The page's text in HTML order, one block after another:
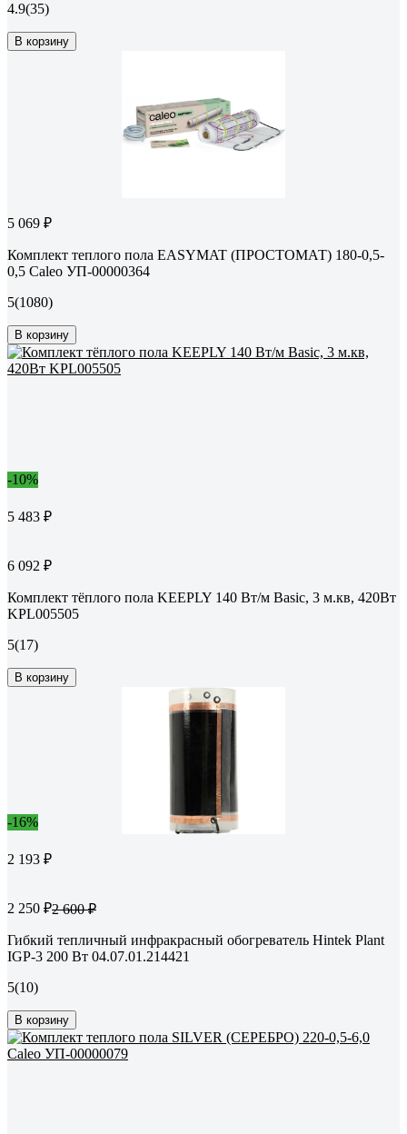
4.9(35)
В корзину
5 069 ₽
Комплект теплого пола EASYMAT (ПРОСТОМАТ) 180-0,5-
0,5 Caleo УП-00000364
5(1080)
В корзину
-10%
5 483 ₽
6 092 ₽
Комплект тёплого пола KEEPLY 140 Вт/м Basic, 3 м.кв, 420Вт
KPL005505
5(17)
В корзину
-16%
2 193 ₽
2 250 ₽2 600 ₽
Гибкий тепличный инфракрасный обогреватель Hintek Plant
IGP-3 200 Вт 04.07.01.214421
5(10)
В корзину